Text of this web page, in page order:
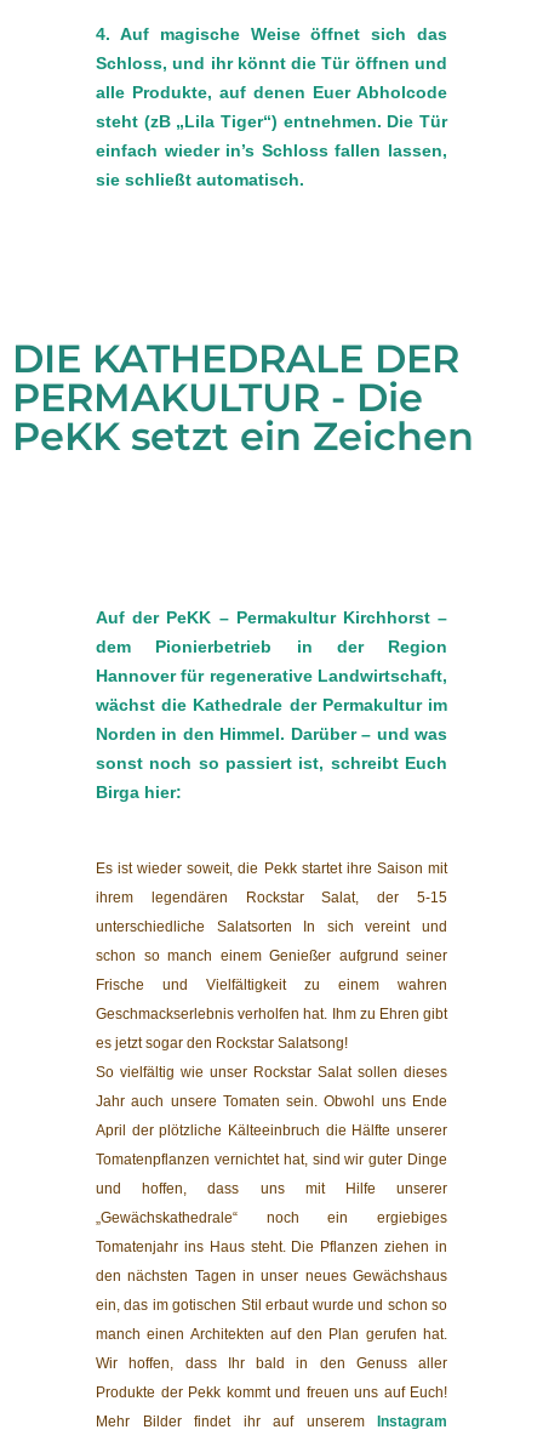
4. Auf magische Weise öffnet sich das
Schloss, und ihr könnt die Tür öffnen und
alle Produkte, auf denen Euer Abholcode
steht (zB „Lila Tiger“) entnehmen. Die Tür
einfach wieder in’s Schloss fallen lassen,
sie schließt automatisch.
DIE KATHEDRALE DER
PERMAKULTUR - Die
PeKK setzt ein Zeichen
Auf der PeKK – Permakultur Kirchhorst –
dem Pionierbetrieb in der Region
Hannover für regenerative Landwirtschaft,
wächst die Kathedrale der Permakultur im
Norden in den Himmel. Darüber – und was
sonst noch so passiert ist, schreibt Euch
Birga hier:
Es ist wieder soweit, die Pekk startet ihre Saison mit
ihrem legendären Rockstar Salat, der 5-15
unterschiedliche Salatsorten In sich vereint und
schon so manch einem Genießer aufgrund seiner
Frische und Vielfältigkeit zu einem wahren
Geschmackserlebnis verholfen hat. Ihm zu Ehren gibt
es jetzt sogar den Rockstar Salatsong!
So vielfältig wie unser Rockstar Salat sollen dieses
Jahr auch unsere Tomaten sein. Obwohl uns Ende
April der plötzliche Kälteeinbruch die Hälfte unserer
Tomatenpflanzen vernichtet hat, sind wir guter Dinge
und hoffen, dass uns mit Hilfe unserer
„Gewächskathedrale“ noch ein ergiebiges
Tomatenjahr ins Haus steht. Die Pflanzen ziehen in
den nächsten Tagen in unser neues Gewächshaus
ein, das im gotischen Stil erbaut wurde und schon so
manch einen Architekten auf den Plan gerufen hat.
Wir hoffen, dass Ihr bald in den Genuss aller
Produkte der Pekk kommt und freuen uns auf Euch!
Mehr Bilder findet ihr auf unserem
Instagram